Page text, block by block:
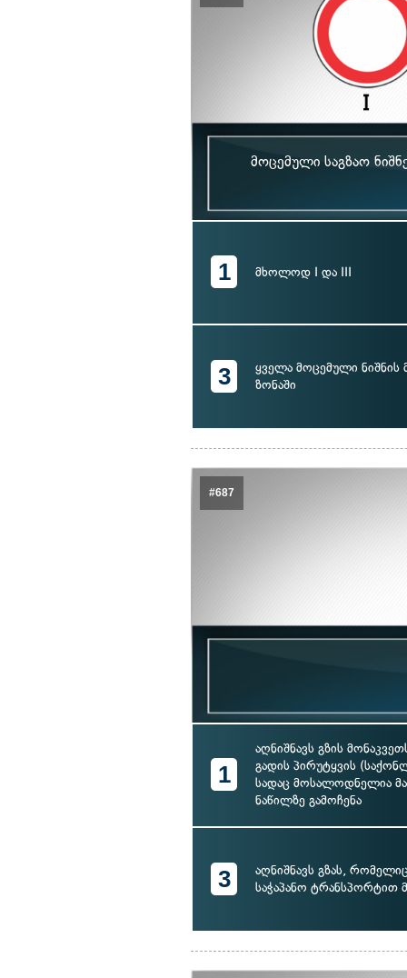
მოცემული საგზაო
1 მხოლოდ I და III
3
ყველა მოცემული ნიშნის
ზონაში
#687
1
აღნიშნავს გზის
გადის პირუტყვის
სადაც მოსალოდნელია
ნაწილზე გამოჩენა
3
აღნიშნავს გზას,
საჭაპანო ტრანსპორტით